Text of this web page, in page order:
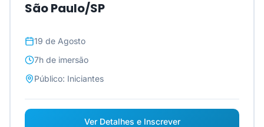
São Paulo/SP
19 de Agosto
7h de imersão
Público: Iniciantes
Ver Detalhes e Inscrever